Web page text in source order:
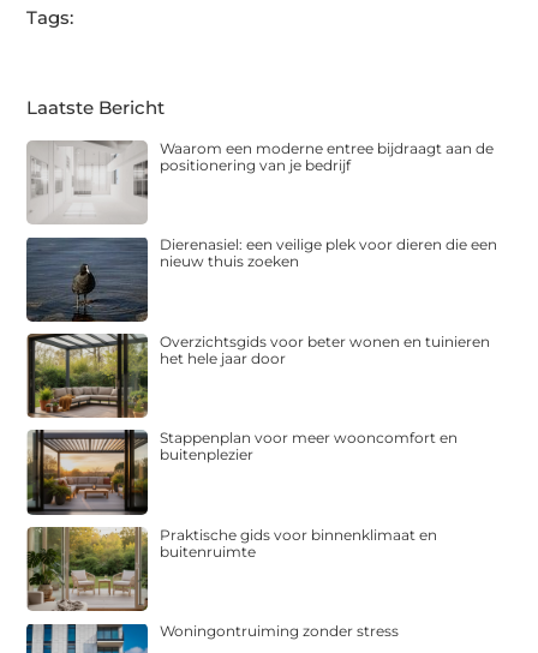
Tags:
Laatste Bericht
Waarom een moderne entree bijdraagt aan de
positionering van je bedrijf
Dierenasiel: een veilige plek voor dieren die een
nieuw thuis zoeken
Overzichtsgids voor beter wonen en tuinieren
het hele jaar door
Stappenplan voor meer wooncomfort en
buitenplezier
Praktische gids voor binnenklimaat en
buitenruimte
Woningontruiming zonder stress